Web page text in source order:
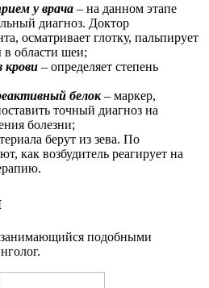
у врача – на данном этапе
диагноз. Доктор
осматривает глотку, пальпирует
в области шеи;
крови – определяет степень
белок– маркер,
точный диагноз на
болезни;
берут из зева. По
как возбудитель реагирует на
подобными